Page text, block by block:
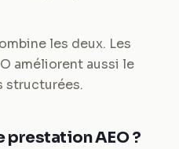
les deux. Les
améliorent aussi le
structurées.
prestation AEO ?